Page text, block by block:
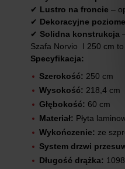
✔ Lustro na froncie –
✔ Dekoracyjne poziome
✔ Solidna konstrukcja
Szafa Norvio I 250 cm to
Specyfikacja:
Szerokość: 250 cm
Wysokość: 218,4 cm
Głębokość: 60 cm
Materiał: Płyta
Wykończenie: ze
System drzwi
Długość drążka: